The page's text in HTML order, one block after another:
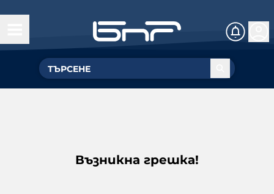
Възникна грешка!